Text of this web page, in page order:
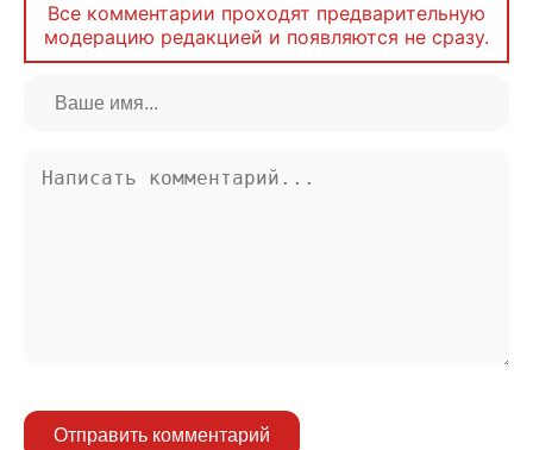
Все комментарии проходят предварительную
модерацию редакцией и появляются не сразу.
Отправить комментарий